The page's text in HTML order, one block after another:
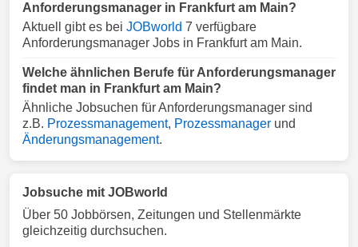
Anforderungsmanager in Frankfurt am Main?
Aktuell gibt es bei JOBworld 7 verfügbare
Anforderungsmanager Jobs in Frankfurt am Main.
Welche ähnlichen Berufe für Anforderungsmanager
findet man in Frankfurt am Main?
Ähnliche Jobsuchen für Anforderungsmanager sind
z.B. Prozessmanagement, Prozessmanager und
Änderungsmanagement.
Jobsuche mit JOBworld
Über 50 Jobbörsen, Zeitungen und Stellenmärkte
gleichzeitig durchsuchen.